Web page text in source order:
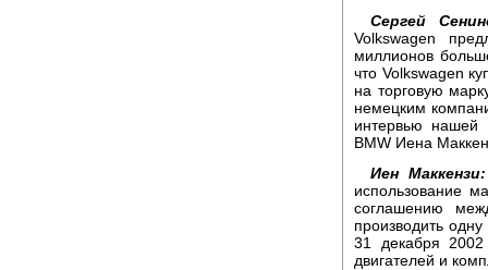
Сергей
Volkswagen
миллионов
что Volkswagen
на торговую
немецким
интервью нашей
BMW Иена
Иен Маккензи:
использование
соглашению
производить
31 декабря
двигателей и